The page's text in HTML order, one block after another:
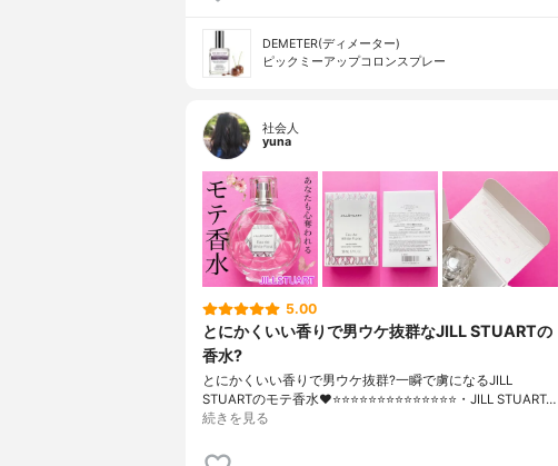
DEMETER(ディメーター)
ピックミーアップコロンスプレー
社会人
yuna
5.00
とにかくいい香りで男ウケ抜群なJILL STUARTの
香水?
とにかくいい香りで男ウケ抜群?一瞬で虜になるJILL
STUARTのモテ香水❤️⭐️⭐️⭐️⭐️⭐️⭐️⭐️⭐️⭐️⭐️⭐️⭐️⭐️⭐️・JILL STUART…
続きを見る